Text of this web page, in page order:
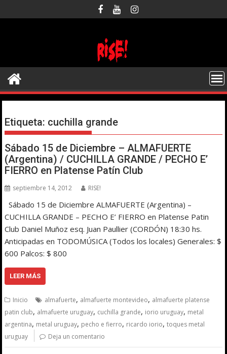
al
Etiqueta: cuchilla grande
Sábado 15 de Diciembre – ALMAFUERTE
(Argentina) / CUCHILLA GRANDE / PECHO E’
FIERRO en Platense Patín Club
septiembre 14, 2012 RISE!
Sábado 15 de Diciembre ALMAFUERTE (Argentina) –
CUCHILLA GRANDE – PECHO E’ FIERRO en Platense Patin
Club Daniel Muñoz esq. Juan Paullier (CORDÓN) 18:30 hs.
Anticipadas en TODOMÚSICA (Todos los locales) Generales: $
600 Palcos: $ 800
LEER MÁS
Inicio almafuerte, almafuerte montevideo, almafuerte platense
patin club, almafuerte uruguay, cuchilla grande, iorio uruguay, metal
argentina, metal uruguay, pecho e fierro, ricardo iorio,toques metal
uruguay
Deja un comentario